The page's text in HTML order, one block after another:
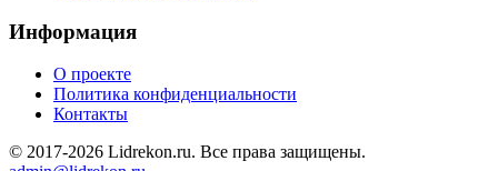
Информация
О проекте
Политика конфиденциальности
Контакты
© 2017-2026 Lidrekon.ru. Все права защищены.